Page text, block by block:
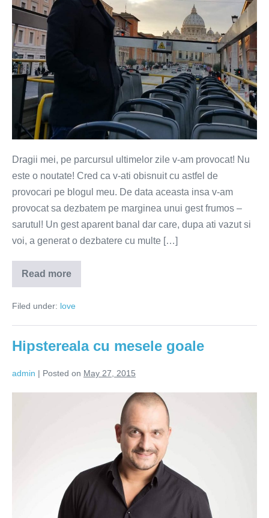
Dragii mei, pe parcursul ultimelor zile v-am provocat! Nu
este o noutate! Cred ca v-ati obisnuit cu astfel de
provocari pe blogul meu. De data aceasta insa v-am
provocat sa dezbatem pe marginea unui gest frumos –
sarutul! Un gest aparent banal dar care, dupa ati vazut si
voi, a generat o dezbatere cu multe […]
Read more
Sarutul
genereaza
gustul
spulbera
Filed under: love
Hipstereala cu mesele goale
admin | Posted on May 27, 2015